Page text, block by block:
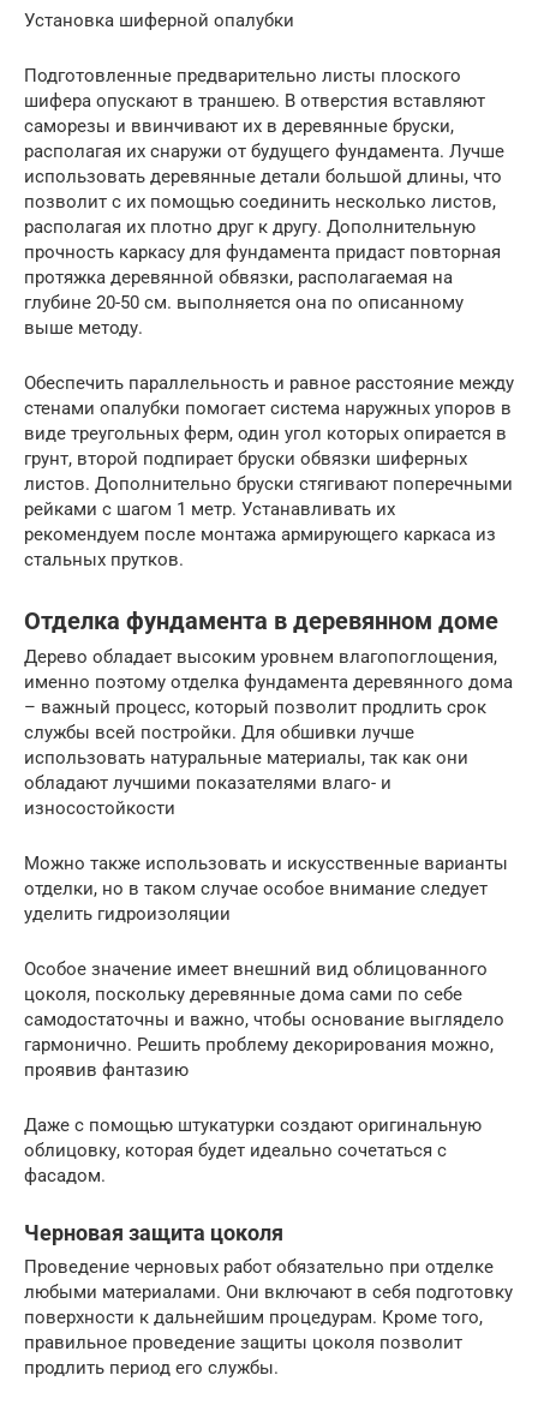
Установка шиферной опалубки
Подготовленные предварительно листы плоского
шифера опускают в траншею. В отверстия вставляют
саморезы и ввинчивают их в деревянные бруски,
располагая их снаружи от будущего фундамента. Лучше
использовать деревянные детали большой длины, что
позволит с их помощью соединить несколько листов,
располагая их плотно друг к другу. Дополнительную
прочность каркасу для фундамента придаст повторная
протяжка деревянной обвязки, располагаемая на
глубине 20-50 см. выполняется она по описанному
выше методу.
Обеспечить параллельность и равное расстояние между
стенами опалубки помогает система наружных упоров в
виде треугольных ферм, один угол которых опирается в
грунт, второй подпирает бруски обвязки шиферных
листов. Дополнительно бруски стягивают поперечными
рейками с шагом 1 метр. Устанавливать их
рекомендуем после монтажа армирующего каркаса из
стальных прутков.
Отделка фундамента в деревянном доме
Дерево обладает высоким уровнем влагопоглощения,
именно поэтому отделка фундамента деревянного дома
– важный процесс, который позволит продлить срок
службы всей постройки. Для обшивки лучше
использовать натуральные материалы, так как они
обладают лучшими показателями влаго- и
износостойкости
Можно также использовать и искусственные варианты
отделки, но в таком случае особое внимание следует
уделить гидроизоляции
Особое значение имеет внешний вид облицованного
цоколя, поскольку деревянные дома сами по себе
самодостаточны и важно, чтобы основание выглядело
гармонично. Решить проблему декорирования можно,
проявив фантазию
Даже с помощью штукатурки создают оригинальную
облицовку, которая будет идеально сочетаться с
фасадом.
Черновая защита цоколя
Проведение черновых работ обязательно при отделке
любыми материалами. Они включают в себя подготовку
поверхности к дальнейшим процедурам. Кроме того,
правильное проведение защиты цоколя позволит
продлить период его службы.